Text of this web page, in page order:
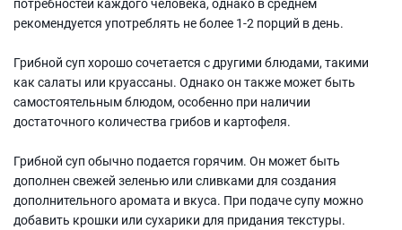
потребностей каждого человека, однако в среднем
рекомендуется употреблять не более 1-2 порций в день.
Грибной суп хорошо сочетается с другими блюдами, такими
как салаты или круассаны. Однако он также может быть
самостоятельным блюдом, особенно при наличии
достаточного количества грибов и картофеля.
Грибной суп обычно подается горячим. Он может быть
дополнен свежей зеленью или сливками для создания
дополнительного аромата и вкуса. При подаче супу можно
добавить крошки или сухарики для придания текстуры.